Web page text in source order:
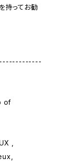
持ってお勧
of
,